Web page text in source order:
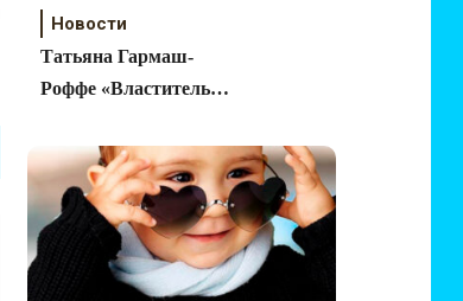
Новости
Татьяна Гармаш-
Роффе «Властитель